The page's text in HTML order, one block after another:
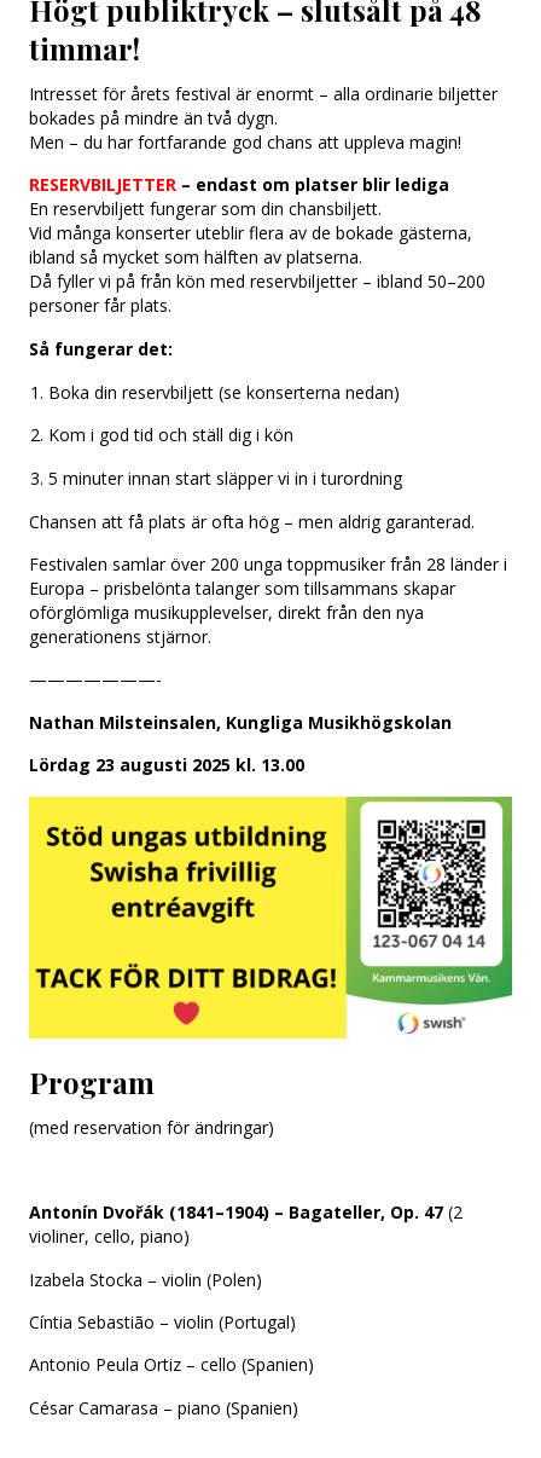
Högt publiktryck – slutsålt på 48
timmar!
Intresset för årets festival är enormt – alla ordinarie biljetter
bokades på mindre än två dygn.
Men – du har fortfarande god chans att uppleva magin!
RESERVBILJETTER – endast om platser blir lediga
En reservbiljett fungerar som din chansbiljett.
Vid många konserter uteblir flera av de bokade gästerna,
ibland så mycket som hälften av platserna.
Då fyller vi på från kön med reservbiljetter – ibland 50–200
personer får plats.
Så fungerar det:
Boka din reservbiljett (se konserterna nedan)
Kom i god tid och ställ dig i kön
5 minuter innan start släpper vi in i turordning
Chansen att få plats är ofta hög – men aldrig garanterad.
Festivalen samlar över 200 unga toppmusiker från 28 länder i
Europa – prisbelönta talanger som tillsammans skapar
oförglömliga musikupplevelser, direkt från den nya
generationens stjärnor.
———————-
Nathan Milsteinsalen, Kungliga Musikhögskolan
Lördag 23 augusti 2025 kl. 13.00
Program
(med reservation för ändringar)
Antonín Dvořák (1841–1904) – Bagateller, Op. 47 (2
violiner, cello, piano)
Izabela Stocka – violin (Polen)
Cíntia Sebastião – violin (Portugal)
Antonio Peula Ortiz – cello (Spanien)
César Camarasa – piano (Spanien)